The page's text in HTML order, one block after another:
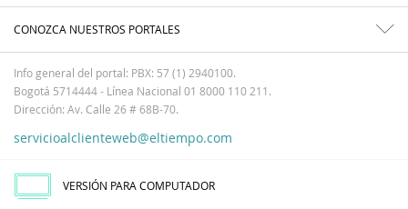
CONOZCA NUESTROS PORTALES
Info general del portal: PBX: 57 (1) 2940100.
Bogotá 5714444 - Línea Nacional 01 8000 110 211.
Dirección: Av. Calle 26 # 68B-70.
servicioalclienteweb@eltiempo.com
VERSIÓN PARA COMPUTADOR